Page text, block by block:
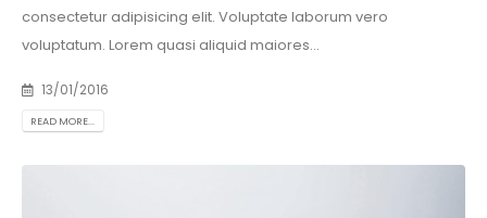
consectetur adipisicing elit. Voluptate laborum vero
voluptatum. Lorem quasi aliquid maiores...
13/01/2016
READ MORE...